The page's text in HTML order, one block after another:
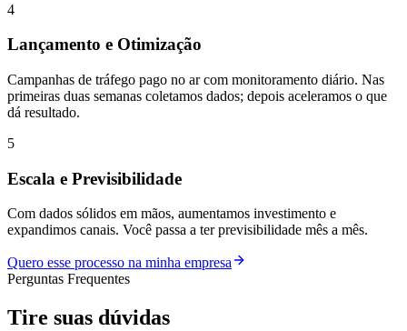
4
Lançamento e Otimização
Campanhas de tráfego pago no ar com monitoramento diário. Nas
primeiras duas semanas coletamos dados; depois aceleramos o que
dá resultado.
5
Escala e Previsibilidade
Com dados sólidos em mãos, aumentamos investimento e
expandimos canais. Você passa a ter previsibilidade mês a mês.
Quero esse processo na minha empresa
Perguntas Frequentes
Tire suas dúvidas